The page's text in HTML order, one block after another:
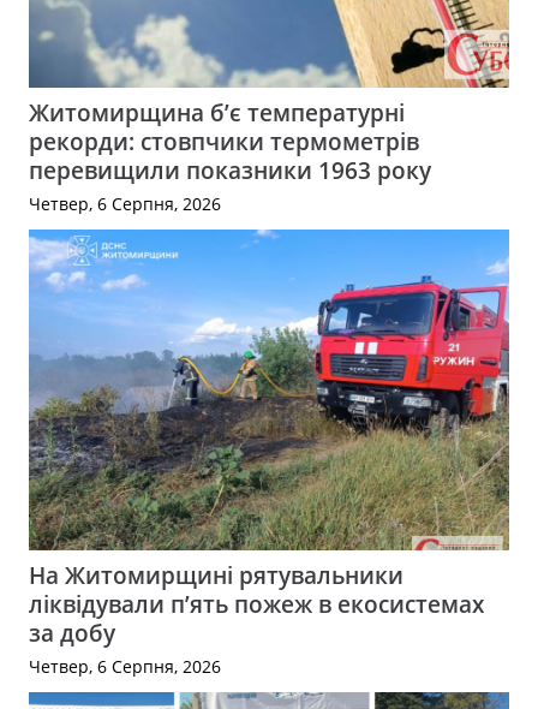
Житомирщина б’є температурні
рекорди: стовпчики термометрів
перевищили показники 1963 року
Четвер, 6 Серпня, 2026
На Житомирщині рятувальники
ліквідували п’ять пожеж в екосистемах
за добу
Четвер, 6 Серпня, 2026